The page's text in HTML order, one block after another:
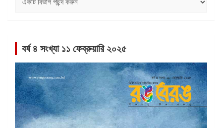
সমূহ
বর্ষ ৪ সংখ্যা ১১ ফেব্রুয়ারি ২০২৫